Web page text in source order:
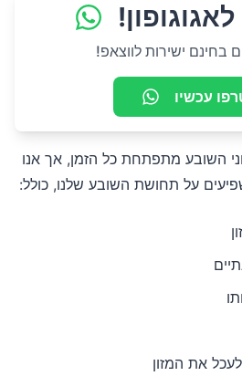
בחינם ישירות לווצאפ!
עכשיו
השובע מתפתחת כל הזמן, אך אנו
על תחושת השובע שלנו, כולל:
את המזון